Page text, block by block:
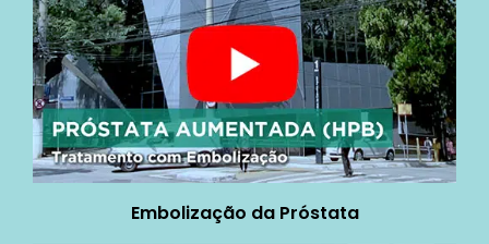
Embolização da Próstata